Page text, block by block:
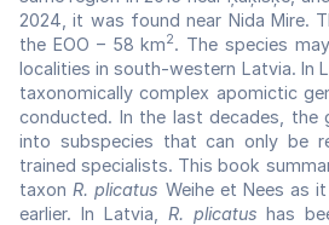
2024, it was found near Nida Mire.
the EOO – 58 km2. The species
localities in south-western Latvia. In
taxonomically complex apomictic
conducted. In the last decades, the
into subspecies that can only be
trained specialists. This book
taxonR. plicatus Weihe et Nees as
earlier. In Latvia, R. plicatus has